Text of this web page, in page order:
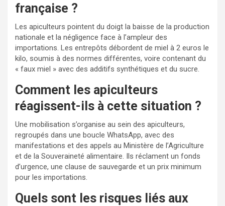
française ?
Les apiculteurs pointent du doigt la baisse de la production
nationale et la négligence face à l’ampleur des
importations. Les entrepôts débordent de miel à 2 euros le
kilo, soumis à des normes différentes, voire contenant du
« faux miel » avec des additifs synthétiques et du sucre.
Comment les apiculteurs
réagissent-ils à cette situation ?
Une mobilisation s’organise au sein des apiculteurs,
regroupés dans une boucle WhatsApp, avec des
manifestations et des appels au Ministère de l’Agriculture
et de la Souveraineté alimentaire. Ils réclament un fonds
d’urgence, une clause de sauvegarde et un prix minimum
pour les importations.
Quels sont les risques liés aux